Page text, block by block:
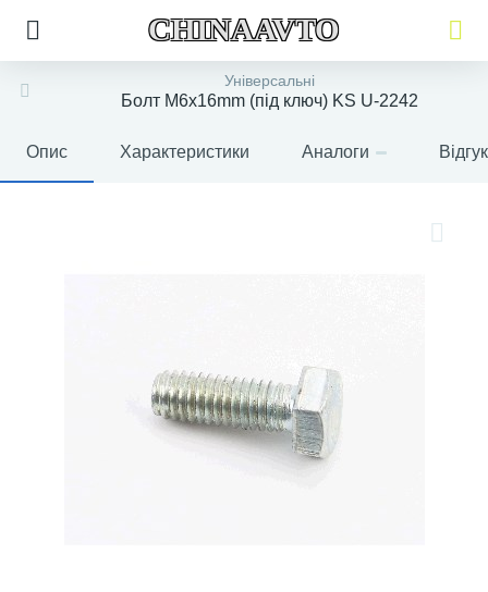
CHINAAVTO
Універсальні
Болт M6x16mm (під ключ) KS U-2242
Опис Характеристики Аналоги